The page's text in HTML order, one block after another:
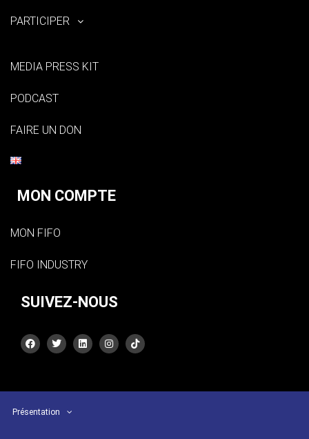
PARTICIPER
MEDIA PRESS KIT
PODCAST
FAIRE UN DON
MON COMPTE
MON FIFO
FIFO INDUSTRY
SUIVEZ-NOUS
Présentation